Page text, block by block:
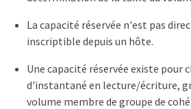
La capacité réservée n'est pas
inscriptible depuis un hôte.
Une capacité réservée existe pour
d'instantané en lecture/écriture,
volume membre de groupe de